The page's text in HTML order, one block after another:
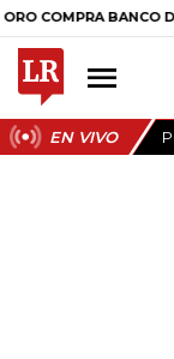
BANCO DE LA
EN VIVO